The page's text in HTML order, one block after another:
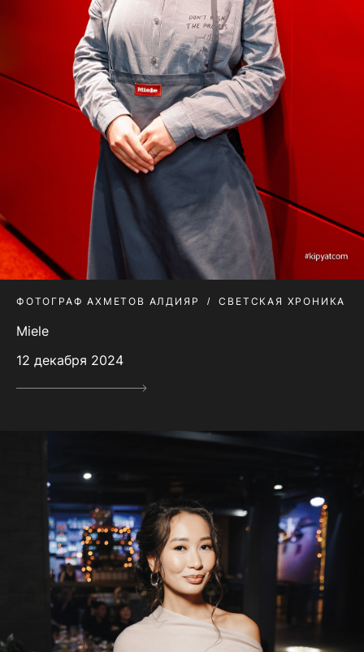
ФОТОГРАФ АХМЕТОВ АЛДИЯР СВЕТСКАЯ ХРОНИКА
Miele
12 декабря 2024